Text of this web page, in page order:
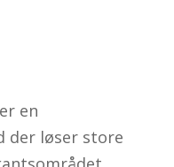
en
der løser store